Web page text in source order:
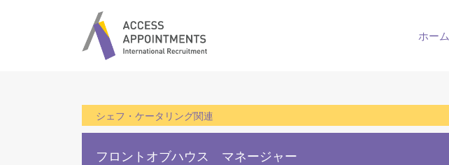
ホーム
シェフ・ケータリング関連
フロントオブハウス マネージャー